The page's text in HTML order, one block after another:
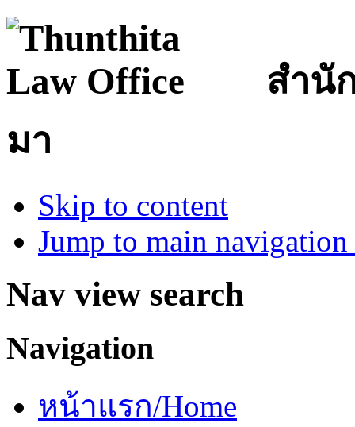
สำนั
มา
Skip to content
Jump to main
Nav view search
Navigation
หน้าแรก/Home